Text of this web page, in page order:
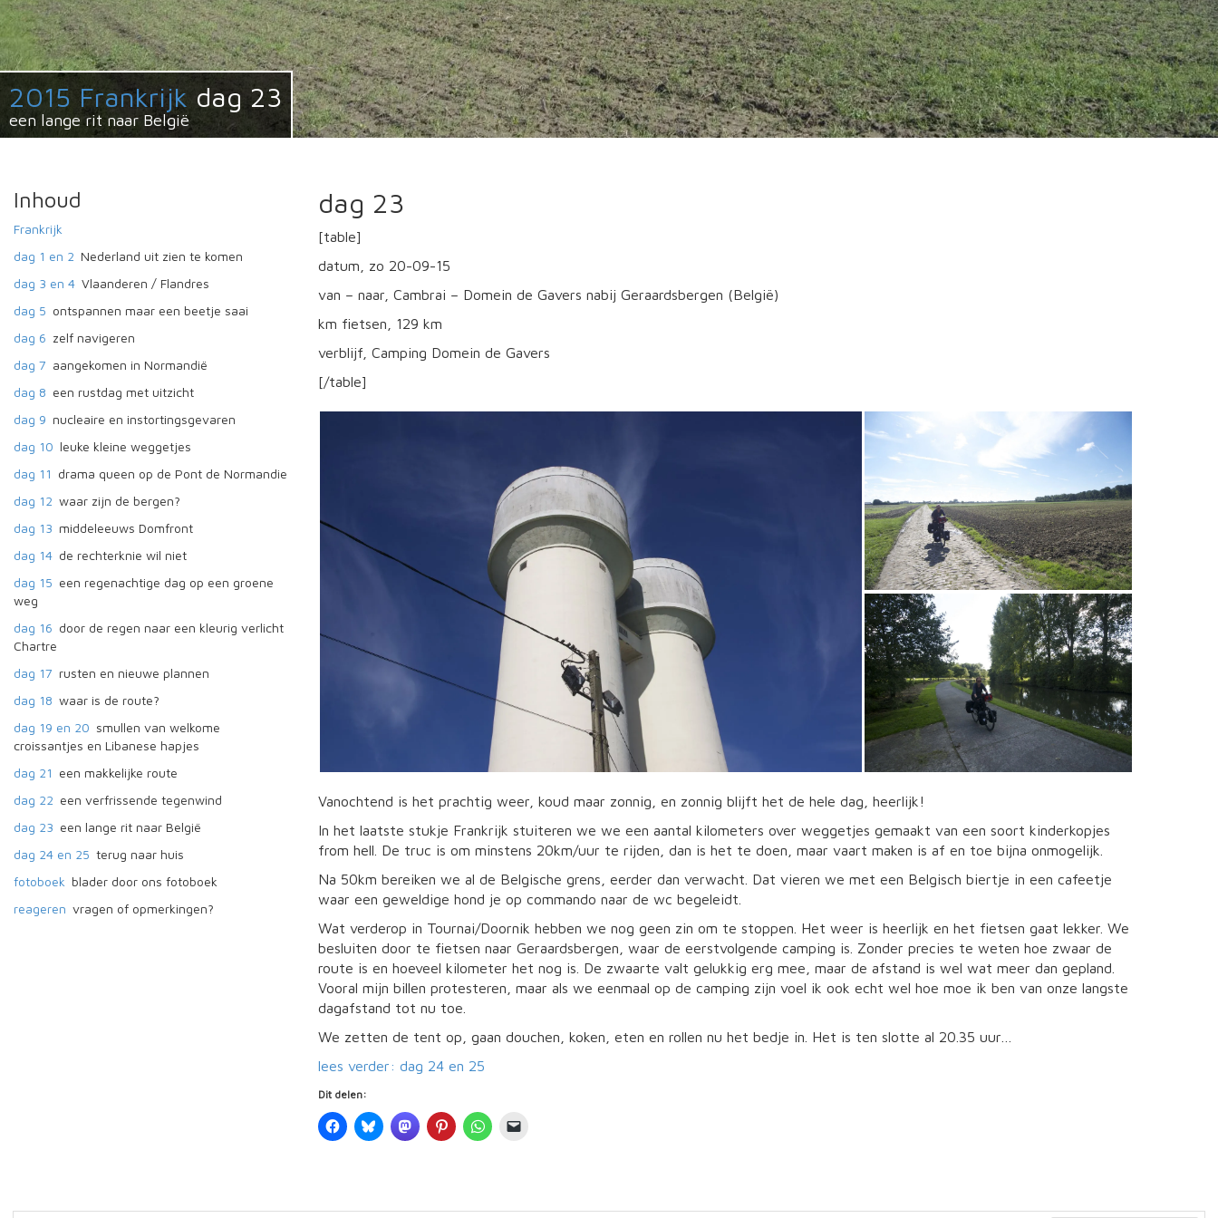
2015 Frankrijk dag 23
een lange rit naar België
dag 23
[table]
datum, zo 20-09-15
van – naar, Cambrai – Domein de Gavers nabij Geraardsbergen (België)
km fietsen, 129 km
verblijf, Camping Domein de Gavers
[/table]
Vanochtend is het prachtig weer, koud maar zonnig, en zonnig blijft het de hele dag, heerlijk!
In het laatste stukje Frankrijk stuiteren we we een aantal kilometers over weggetjes gemaakt van een soort kinderkopjes
from hell. De truc is om minstens 20km/uur te rijden, dan is het te doen, maar vaart maken is af en toe bijna onmogelijk.
Na 50km bereiken we al de Belgische grens, eerder dan verwacht. Dat vieren we met een Belgisch biertje in een cafeetje
waar een geweldige hond je op commando naar de wc begeleidt.
Wat verderop in Tournai/Doornik hebben we nog geen zin om te stoppen. Het weer is heerlijk en het fietsen gaat lekker. We
besluiten door te fietsen naar Geraardsbergen, waar de eerstvolgende camping is. Zonder precies te weten hoe zwaar de
route is en hoeveel kilometer het nog is. De zwaarte valt gelukkig erg mee, maar de afstand is wel wat meer dan gepland.
Vooral mijn billen protesteren, maar als we eenmaal op de camping zijn voel ik ook echt wel hoe moe ik ben van onze langste
dagafstand tot nu toe.
We zetten de tent op, gaan douchen, koken, eten en rollen nu het bedje in. Het is ten slotte al 20.35 uur…
lees verder: dag 24 en 25
Dit delen:
Inhoud
Frankrijk
dag 1 en 2 Nederland uit zien te komen
dag 3 en 4 Vlaanderen / Flandres
dag 5 ontspannen maar een beetje saai
dag 6 zelf navigeren
dag 7 aangekomen in Normandië
dag 8 een rustdag met uitzicht
dag 9 nucleaire en instortingsgevaren
dag 10 leuke kleine weggetjes
dag 11 drama queen op de Pont de Normandie
dag 12 waar zijn de bergen?
dag 13 middeleeuws Domfront
dag 14 de rechterknie wil niet
dag 15 een regenachtige dag op een groene
weg
dag 16 door de regen naar een kleurig verlicht
Chartre
dag 17 rusten en nieuwe plannen
dag 18 waar is de route?
dag 19 en 20 smullen van welkome
croissantjes en Libanese hapjes
dag 21 een makkelijke route
dag 22 een verfrissende tegenwind
dag 23 een lange rit naar België
dag 24 en 25 terug naar huis
fotoboek blader door ons fotoboek
reageren vragen of opmerkingen?